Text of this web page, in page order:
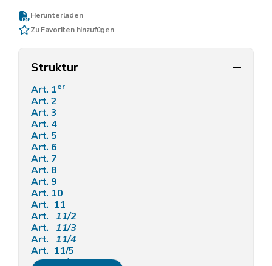
Herunterladen
Zu Favoriten hinzufügen
Struktur
Art. 1er
Art. 2
Art. 3
Art. 4
Art. 5
Art. 6
Art. 7
Art. 8
Art. 9
Art. 10
Art. 11
Art.
11/2
Art.
11/3
Art.
11/4
Art. 11/5
Art. 11/6